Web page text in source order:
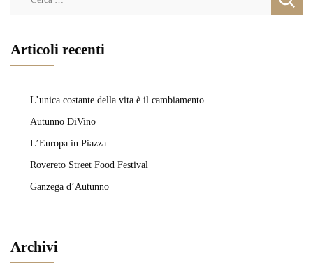
Articoli recenti
L’unica costante della vita è il cambiamento.
Autunno DiVino
L’Europa in Piazza
Rovereto Street Food Festival
Ganzega d’Autunno
Archivi